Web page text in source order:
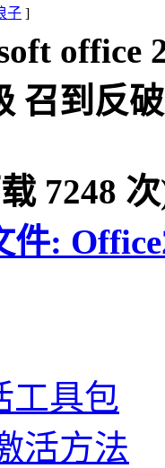
子 ]
office
召到反
7248
件:
工具包
活方法